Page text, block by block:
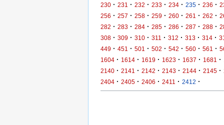
230 · 231 · 232 · 233 · 234 · 235 · 236 ·
256 · 257 · 258 · 259 · 260 · 261 · 262 ·
282 · 283 · 284 · 285 · 286 · 287 · 288 ·
308 · 309 · 310 · 311 · 312 · 313 · 314 ·
449 · 451 · 501 · 502 · 542 · 560 · 561 ·
1604 · 1614 · 1619 · 1623 · 1637 · 1681 ·
2140 · 2141 · 2142 · 2143 · 2144 · 2145 ·
2404 · 2405 · 2406 · 2411 · 2412 ·